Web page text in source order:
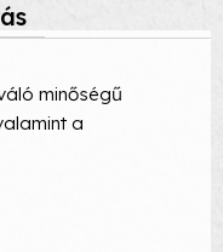
minőségű
a